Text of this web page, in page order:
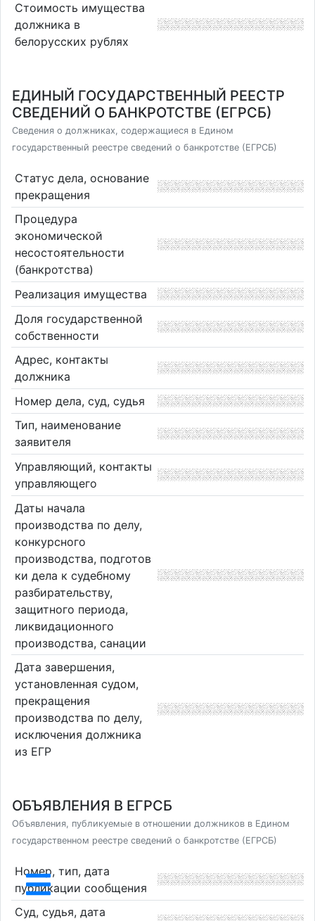
Стоимость имущества
должника в
белорусских рублях
ЕДИНЫЙ ГОСУДАРСТВЕННЫЙ РЕЕСТР
СВЕДЕНИЙ О БАНКРОТСТВЕ (ЕГРСБ)
Сведения о должниках, содержащиеся в Едином
государственный реестре сведений о банкротстве (ЕГРСБ)
Статус дела, основание
прекращения
Процедура
экономической
несостоятельности
(банкротства)
Реализация имущества
Доля государственной
собственности
Адрес, контакты
должника
Номер дела, суд, судья
Тип, наименование
заявителя
Управляющий, контакты
управляющего
Даты начала
производства по делу,
конкурсного
производства, подготов
ки дела к судебному
разбирательству,
защитного периода,
ликвидационного
производства, санации
Дата завершения,
установленная судом,
прекращения
производства по делу,
исключения должника
из ЕГР
ОБЪЯВЛЕНИЯ В ЕГРСБ
Объявления, публикуемые в отношении должников в Едином
государственном реестре сведений о банкротстве (ЕГРСБ)
Номер, тип, дата
публикации сообщения
Суд, судья, дата